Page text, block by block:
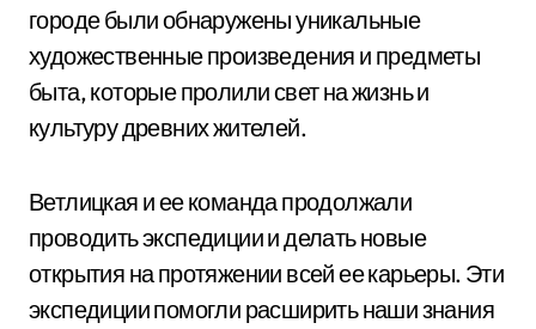
городе были обнаружены уникальные
художественные произведения и предметы
быта, которые пролили свет на жизнь и
культуру древних жителей.
Ветлицкая и ее команда продолжали
проводить экспедиции и делать новые
открытия на протяжении всей ее карьеры. Эти
экспедиции помогли расширить наши знания